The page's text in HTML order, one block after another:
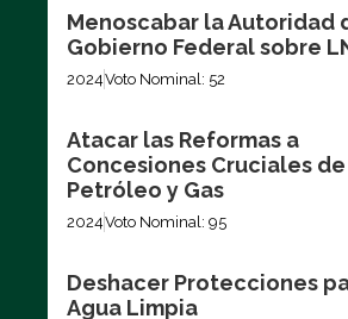
Menoscabar la Autoridad
Gobierno Federal sobre
2024Voto Nominal: 52
Atacar las Reformas a
Concesiones Cruciales de
Petróleo y Gas
2024Voto Nominal: 95
Deshacer Protecciones
Agua Limpia